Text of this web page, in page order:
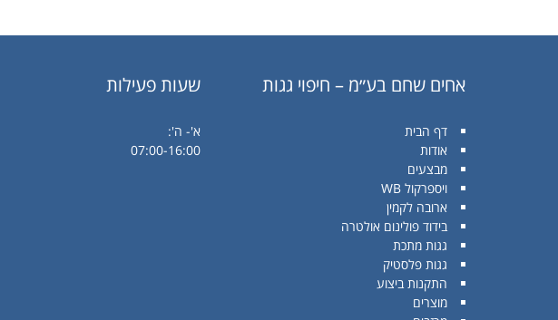
אחים שחם בע״מ – חיפוי גגות
דף הבית
אודות
מבצעים
ויספרקול WB
ארובה לקמין
בידוד פולינום אולטרה
גגות מתכת
גגות פלסטיק
התקנות ביצוע
מוצרים
שעות פעילות
א'- ה':
07:00-16:00